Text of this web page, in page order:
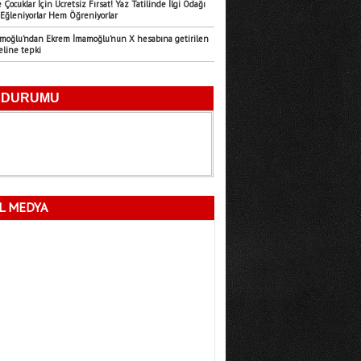
Emre Türk
11.07.2026
Mersin’in Sessiz Felaketi
Fatma Lalecan
11.09.2025
Çocuklar İçin Ücretsiz Fırsat! Yaz Tatilinde İlgi Odağı
Hem Öğreniyorlar
Ekrem İmamoğlu’nun X hesabına getirilen
tepki
MEDYA